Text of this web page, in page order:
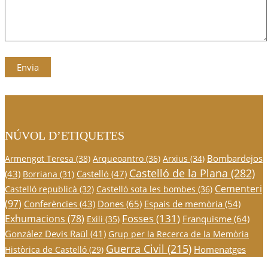
NÚVOL D’ETIQUETES
Armengot Teresa (38) Arqueoantro (36) Arxius (34) Bombardejos
(43) Borriana (31) Castelló (47) Castelló de la Plana (282)
Castelló republicà (32) Castelló sota les bombes (36) Cementeri
(97) Conferències (43) Dones(65) Espais de memòria (54)
Exhumacions (78) Exili (35) Fosses(131) Franquisme(64)
González Devis Raül (41) Grup per la Recerca de la Memòria
Històrica de Castelló (29) Guerra Civil (215) Homenatges